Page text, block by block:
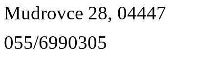
Mudrovce 28, 04447
055/6990305